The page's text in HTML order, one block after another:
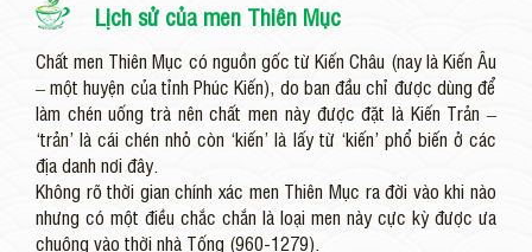
Lịch sử của men Thiên Mục
Chất men Thiên Mục có nguồn gốc từ Kiến Châu (nay là Kiến Âu
– một huyện của tỉnh Phúc Kiến), do ban đầu chỉ được dùng để
làm chén uống trà nên chất men này được đặt là Kiến Trản –
‘trản’ là cái chén nhỏ còn ‘kiến’ là lấy từ ‘kiến’ phổ biến ở các
địa danh nơi đây.
Không rõ thời gian chính xác men Thiên Mục ra đời vào khi nào
nhưng có một điều chắc chắn là loại men này cực kỳ được ưa
chuộng vào thời nhà Tống (960-1279).